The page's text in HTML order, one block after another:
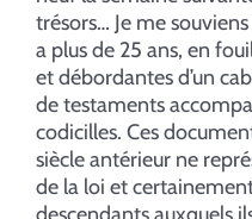
trésors… Je me
a plus de 25 ans, en
et débordantes d’un
de testaments
codicilles. Ces
siècle antérieur ne
de la loi et